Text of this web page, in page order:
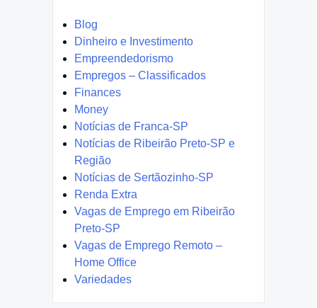
Blog
Dinheiro e Investimento
Empreendedorismo
Empregos – Classificados
Finances
Money
Notícias de Franca-SP
Notícias de Ribeirão Preto-SP e
Região
Notícias de Sertãozinho-SP
Renda Extra
Vagas de Emprego em Ribeirão
Preto-SP
Vagas de Emprego Remoto –
Home Office
Variedades